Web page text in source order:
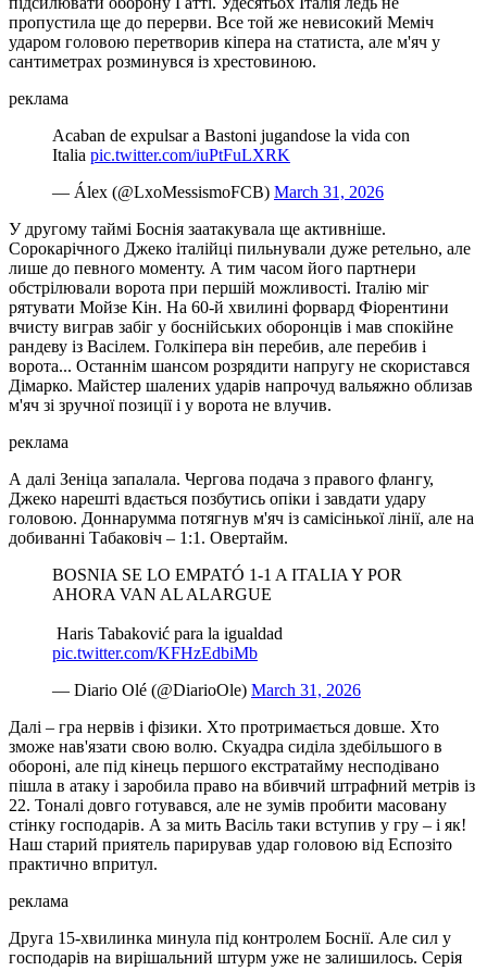
пропустила ще до перерви. Все той же невисокий Меміч
ударом головою перетворив кіпера на статиста, але м'яч у
сантиметрах розминувся із хрестовиною.
реклама
Acaban de expulsar a Bastoni jugandose la vida con
Italia pic.twitter.com/iuPtFuLXRK
— Álex (@LxoMessismoFCB) March 31, 2026
У другому таймі Боснія заатакувала ще активніше.
Сорокарічного Джеко італійці пильнували дуже ретельно, але
лише до певного моменту. А тим часом його партнери
обстрілювали ворота при першій можливості. Італію міг
рятувати Мойзе Кін. На 60-й хвилині форвард Фіорентини
вчисту виграв забіг у боснійських оборонців і мав спокійне
рандеву із Васілем. Голкіпера він перебив, але перебив і
ворота... Останнім шансом розрядити напругу не скористався
Дімарко. Майстер шалених ударів напрочуд вальяжно облизав
м'яч зі зручної позиції і у ворота не влучив.
реклама
А далі Зеніца запалала. Чергова подача з правого флангу,
Джеко нарешті вдається позбутись опіки і завдати удару
головою. Доннарумма потягнув м'яч із самісінької лінії, але на
добиванні Табаковіч – 1:1. Овертайм.
BOSNIA SE LO EMPATÓ 1-1 A ITALIA Y POR
AHORA VAN AL ALARGUE
️ Haris Tabaković para la igualdad
pic.twitter.com/KFHzEdbiMb
— Diario Olé (@DiarioOle) March 31, 2026
Далі – гра нервів і фізики. Хто протримається довше. Хто
зможе нав'язати свою волю. Скуадра сиділа здебільшого в
обороні, але під кінець першого екстратайму несподівано
пішла в атаку і заробила право на вбивчий штрафний метрів із
22. Тоналі довго готувався, але не зумів пробити масовану
стінку господарів. А за мить Васіль таки вступив у гру – і як!
Наш старий приятель парирував удар головою від Еспозіто
практично впритул.
реклама
Друга 15-хвилинка минула під контролем Боснії. Але сил у
господарів на вирішальний штурм уже не залишилось. Серія